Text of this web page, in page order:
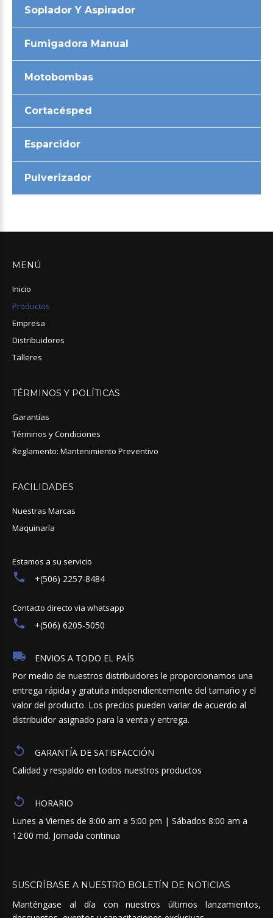
Soplador Y Aspirador
Fumigadora Manual
Motobombas
Cortacésped
Esparcidor
Pulverizador
MENÚ
Inicio
Productos
Empresa
Distribuidores
Talleres
TÉRMINOS Y POLÍTICAS
Garantías
Términos y Condiciones
Reglamento: Mantenimiento Preventivo
FACILIDADES
Nuestras Marcas
Maquinaría
Estamos a su servicio
+(506) 2257-8484
Contacto directo via whatsapp
+(506) 6205-5050
ENVIOS A TODO EL PAÍS
Por medio de nuestros distribuidores le proporcionamos una
entrega rápida y gratuita independientemente del tamaño y el
valor del producto. Los precios pueden variar de acuerdo al
distribuidor asignado para la venta y entrega.
GARANTÍA DE SATISFACCIÓN
Calidad y respaldo en todos nuestros productos
HORARIO
Lunes a Viernes de 8:00 am a 5:00 pm | Sábados 8:00 am a
12:00 md. Jornada continua
SUSCRÍBASE A NUESTRO BOLETÍN DE NOTICIAS
Manténgase al día con nuestros últimos lanzamientos,